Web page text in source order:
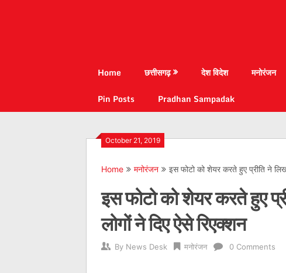
Home छत्तीसगढ़ देश विदेश मनोरंजन
Pin Posts
Pradhan Sampadak
October 21, 2019
Home मनोरंजन इस फोटो को शेयर करते हुए प्रीति ने
इस फोटो को शेयर करते हुए
लोगों ने दिए ऐसे रिएक्शन
By News Desk मनोरंजन 0 Comments